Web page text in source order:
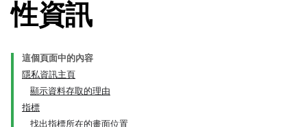
性資訊
這個頁面中的內容
隱私資訊主頁
顯示資料存取的理由
指標
找出指標所在的畫面位置